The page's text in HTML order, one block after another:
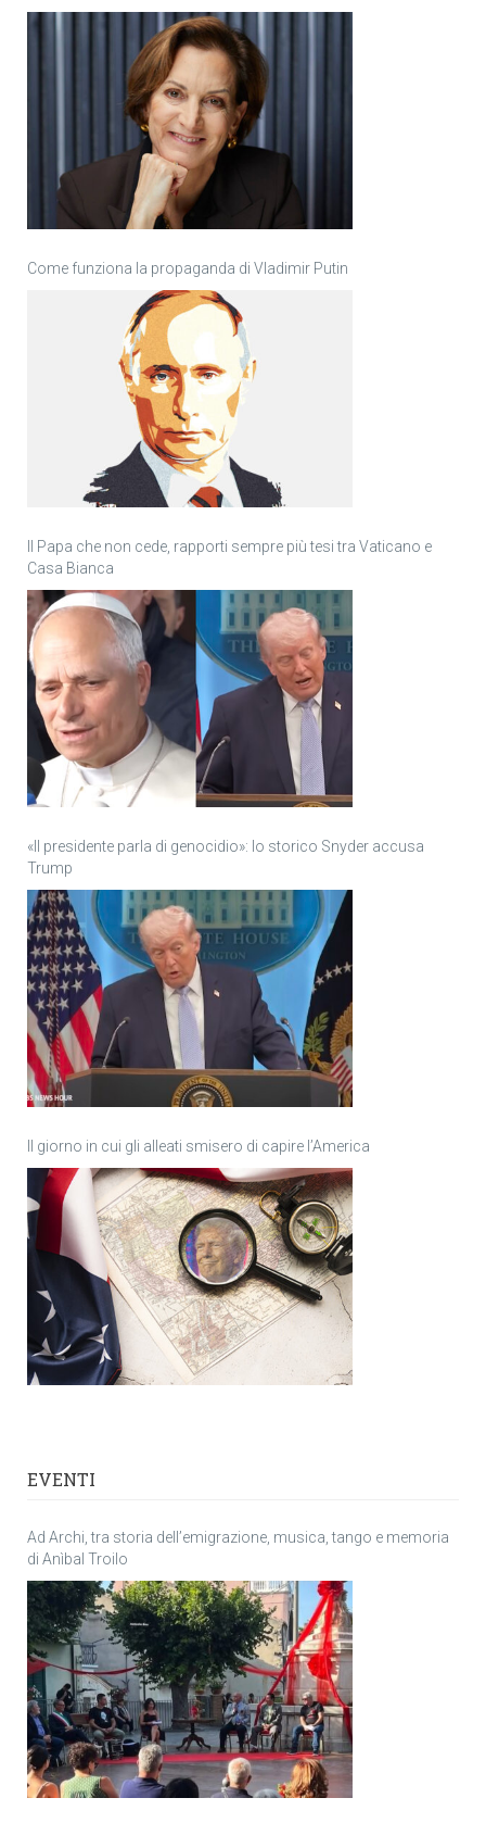
Come funziona la propaganda di Vladimir Putin
Il Papa che non cede, rapporti sempre più tesi tra Vaticano e
Casa Bianca
«Il presidente parla di genocidio»: lo storico Snyder accusa
Trump
Il giorno in cui gli alleati smisero di capire l’America
EVENTI
Ad Archi, tra storia dell’emigrazione, musica, tango e memoria
di Anìbal Troilo